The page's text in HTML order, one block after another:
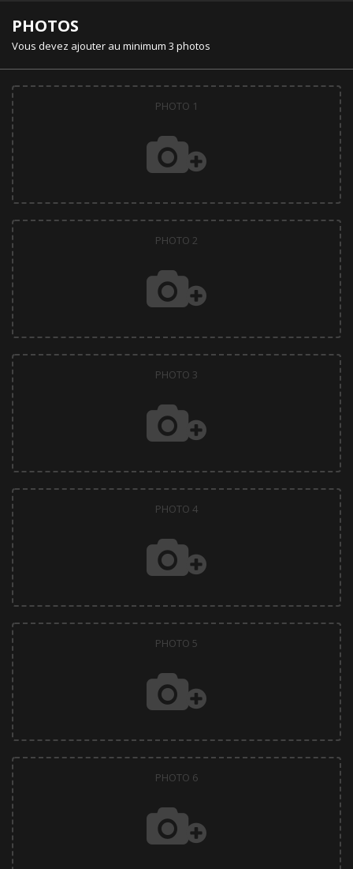
PHOTOS
Vous devez ajouter au minimum 3 photos
PHOTO 1
PHOTO 2
PHOTO 3
PHOTO 4
PHOTO 5
PHOTO 6